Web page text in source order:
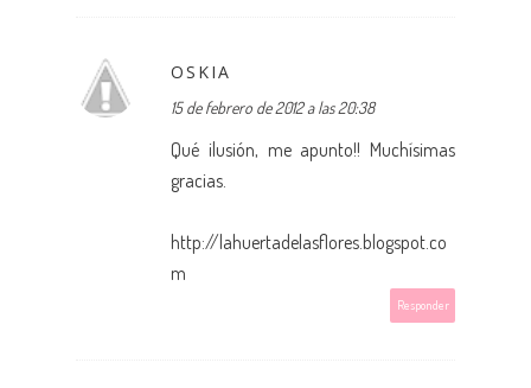
OSKIA
15 de febrero de 2012 a las 20:38
Qué ilusión, me apunto!! Muchísimas
gracias.
http://lahuertadelasflores.blogspot.co
m
Responder